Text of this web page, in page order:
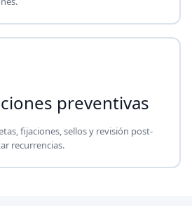
preventivas
fijaciones, sellos y revisión post-
recurrencias.